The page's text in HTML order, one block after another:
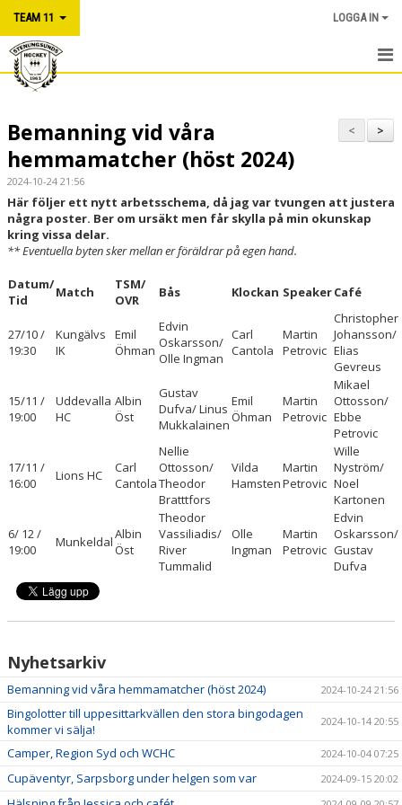
TEAM 11 LOGGA IN
HEM
NYHETER
KALENDER
MATCHER
VÅRA TRUPP 25/26
BILDGALLERI
>
<
Bemanning vid våra
hemmamatcher (höst 2024)
2024-10-24 21:56
Här följer ett nytt arbetsschema, då jag var tvungen att justera
några poster. Ber om ursäkt men får skylla på min okunskap
kring vissa delar.
** Eventuella byten sker mellan er föräldrar på egen hand.
Datum/
Tid
Match
TSM/
OVR
Bås Klockan SpeakerCafé
27/10 /
19:30
Kungälvs
IK
Emil
Öhman
Edvin
Oskarsson/
Olle Ingman
Carl
Cantola
Martin
Petrovic
Christopher
Johansson/
Elias
Gevreus
15/11 /
19:00
Uddevalla
HC
Albin
Öst
Gustav
Dufva/ Linus
Mukkalainen
Emil
Öhman
Martin
Petrovic
Mikael
Ottosson/
Ebbe
Petrovic
17/11 /
16:00
Lions HC
Carl
Cantola
Nellie
Ottosson/
Theodor
Bratttfors
Vilda
Hamsten
Martin
Petrovic
Wille
Nyström/
Noel
Kartonen
6/ 12 /
19:00
MunkeldalAlbin
Öst
Theodor
Vassiliadis/
River
Tummalid
Olle
Ingman
Martin
Petrovic
Edvin
Oskarsson/
Gustav
Dufva
Nyhetsarkiv
Bemanning vid våra hemmamatcher (höst 2024) 2024-10-24 21:56
Bingolotter till uppesittarkvällen den stora bingodagen
kommer vi sälja!
2024-10-14 20:55
Camper, Region Syd och WCHC 2024-10-04 07:25
Cupäventyr, Sarpsborg under helgen som var 2024-09-15 20:02